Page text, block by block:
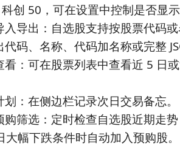
创 50，可在设置中控制是否显
入导出：自选股支持按股票代码
代码、名称、代码加名称或完整
看：可在股票列表中查看近 5 日
划：在侧边栏记录次日交易备忘。
购筛选：定时检查自选股近期走
大幅下跌条件时自动加入预购股。